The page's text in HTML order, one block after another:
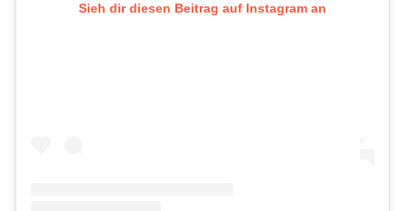
Sieh dir diesen Beitrag auf Instagram an